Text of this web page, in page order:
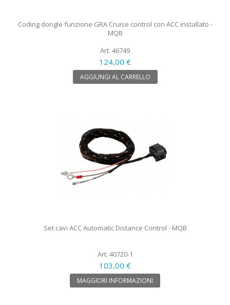
Coding dongle funzione GRA Cruise control con ACC installato -
MQB
Art. 46749
124,00 €
AGGIUNGI AL CARRELLO
Set cavi ACC Automatic Distance Control - MQB
Art. 40720-1
103,00 €
MAGGIORI INFORMAZIONI